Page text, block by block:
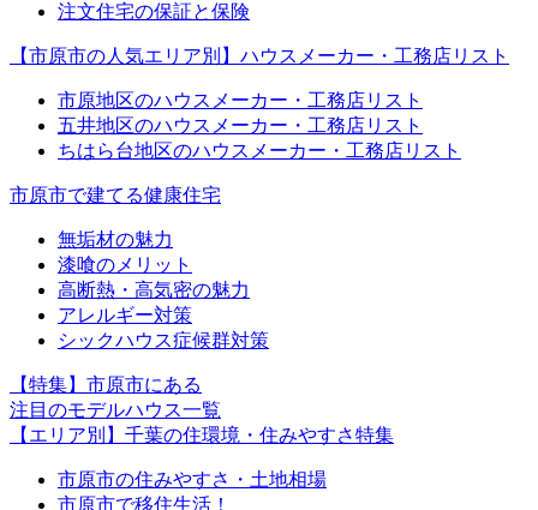
注文住宅の保証と保険
【市原市の人気エリア別】ハウスメーカー・工務店リスト
市原地区のハウスメーカー・工務店リスト
五井地区のハウスメーカー・工務店リスト
ちはら台地区のハウスメーカー・工務店リスト
市原市で建てる健康住宅
無垢材の魅力
漆喰のメリット
高断熱・高気密の魅力
アレルギー対策
シックハウス症候群対策
【特集】市原市にある
注目のモデルハウス一覧
【エリア別】千葉の住環境・住みやすさ特集
市原市の住みやすさ・土地相場
市原市で移住生活！